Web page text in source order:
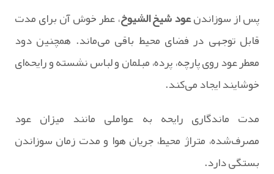
پس از سوزاندنعود شیخ الشیوخ، عطر خوش آن برای مدت
قابل توجهی در فضای محیط باقی می‌ماند. همچنین دود
معطر عود روی پارچه، پرده، مبلمان و لباس نشسته و رایحه‌ای
خوشایند ایجاد می‌کند.
مدت ماندگاری رایحه به عواملی مانند میزان عود
مصرف‌شده، متراژ محیط، جریان هوا و مدت زمان سوزاندن
بستگی دارد.